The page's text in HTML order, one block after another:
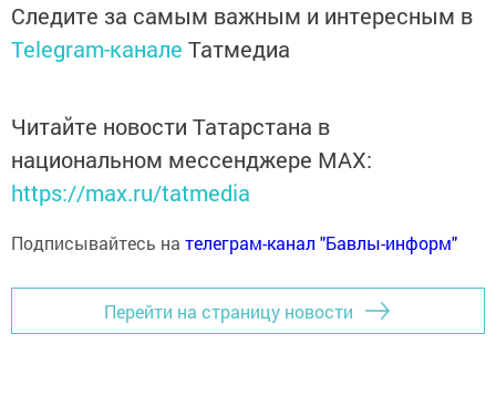
Следите за самым важным и интересным в
Telegram-канале Татмедиа
Читайте новости Татарстана в
национальном мессенджере MАХ:
https://max.ru/tatmedia
Подписывайтесь на телеграм-канал "Бавлы-информ"
Перейти на страницу новости